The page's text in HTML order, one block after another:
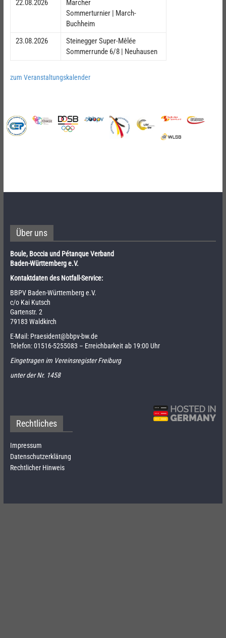
22.08.2026
Marcher
Sommerturnier | March-
Buchheim
23.08.2026
Steinegger Super-Mêlée
Sommerrunde 6/8 | Neuhausen
zum Veranstaltungskalender
Über uns
Boule, Boccia und Pétanque Verband
Baden-Württemberg e.V.
Kontaktdaten des Notfall-Service:
BBPV Baden-Württemberg e.V.
c/o Kai Kutsch
Gartenstr. 2
79183 Waldkirch
E-Mail: Praesident@bbpv-bw.de
Telefon:01516-5255083 – Erreichbarkeit ab 19:00 Uhr
Eingetragen im Vereinsregister Freiburg
unter der Nr. 1458
Rechtliches
Impressum
Datenschutzerklärung
Rechtlicher Hinweis